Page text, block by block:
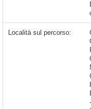
Località sul percorso: